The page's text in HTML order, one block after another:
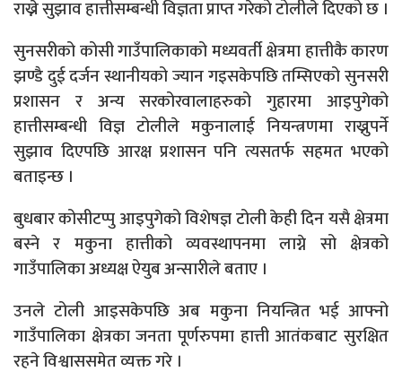
राख्ने सुझाव हात्तीसम्बन्धी विज्ञता प्राप्त गरेको टोलीले दिएको छ ।
सुनसरीको कोसी गाउँपालिकाको मध्यवर्ती क्षेत्रमा हात्तीकै कारण
झण्डै दुई दर्जन स्थानीयको ज्यान गइसकेपछि तम्सिएको सुनसरी
प्रशासन र अन्य सरकोरवालाहरुको गुहारमा आइपुगेको
हात्तीसम्बन्धी विज्ञ टोलीले मकुनालाई नियन्त्रणमा राख्नुपर्ने
सुझाव दिएपछि आरक्ष प्रशासन पनि त्यसतर्फ सहमत भएको
बताइन्छ ।
बुधबार कोसीटप्पु आइपुगेको विशेषज्ञ टोली केही दिन यसै क्षेत्रमा
बस्ने र मकुना हात्तीको व्यवस्थापनमा लाग्ने सो क्षेत्रको
गाउँपालिका अध्यक्ष ऐयुब अन्सारीले बताए ।
उनले टोली आइसकेपछि अब मकुना नियन्त्रित भई आफ्नो
गाउँपालिका क्षेत्रका जनता पूर्णरुपमा हात्ती आतंकबाट सुरक्षित
रहने विश्वाससमेत व्यक्त गरे ।